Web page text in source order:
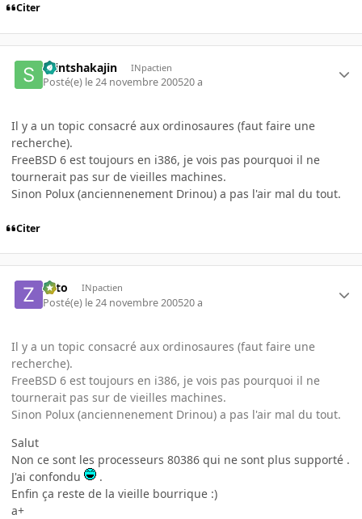
Citer
saintshakajin INpactien
Posté(e) le 24 novembre 200520 a
Il y a un topic consacré aux ordinosaures (faut faire une
recherche).
FreeBSD 6 est toujours en i386, je vois pas pourquoi il ne
tournerait pas sur de vieilles machines.
Sinon Polux (anciennenement Drinou) a pas l'air mal du tout.
Citer
zoto INpactien
Posté(e) le 24 novembre 200520 a
Il y a un topic consacré aux ordinosaures (faut faire une
recherche).
FreeBSD 6 est toujours en i386, je vois pas pourquoi il ne
tournerait pas sur de vieilles machines.
Sinon Polux (anciennenement Drinou) a pas l'air mal du tout.
Salut
Non ce sont les processeurs 80386 qui ne sont plus supporté .
J'ai confondu
.
Enfin ça reste de la vieille bourrique :)
a+